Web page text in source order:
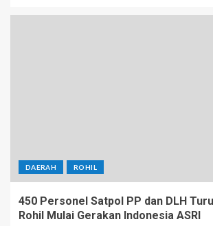
DAERAH ROHIL
450 Personel Satpol PP dan DLH
Rohil Mulai Gerakan Indonesia ASRI